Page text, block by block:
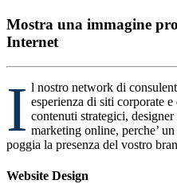
Mostra una immagine
Internet
I l nostro network di
esperienza di siti corporate
contenuti strategici,
marketing online, perche’
poggia la presenza del vostro
Website Design